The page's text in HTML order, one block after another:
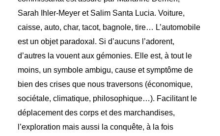
Sarah Ihler-Meyer et Salim Santa Lucia. Voiture,
caisse, auto, char, tacot, bagnole, tire… L’automobile
est un objet paradoxal. Si d’aucuns l’adorent,
d’autres la vouent aux gémonies. Elle est, à tout le
moins, un symbole ambigu, cause et symptôme de
bien des crises que nous traversons (économique,
sociétale, climatique, philosophique…). Facilitant le
déplacement des corps et des marchandises,
l’exploration mais aussi la conquête, à la fois